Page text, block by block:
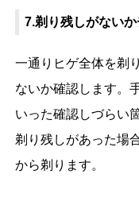
7.剃り残しがない
一通りヒゲ全体を剃
ないか確認します。
いった確認しづらい
剃り残しがあった場
から剃ります。